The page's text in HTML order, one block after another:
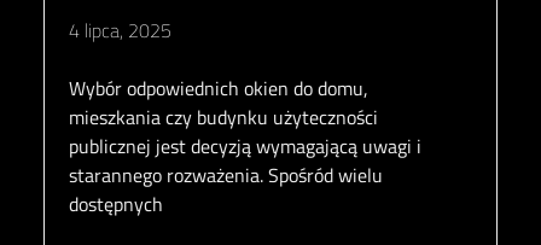
4 lipca, 2025
Wybór odpowiednich okien do domu,
mieszkania czy budynku użyteczności
publicznej jest decyzją wymagającą uwagi i
starannego rozważenia. Spośród wielu
dostępnych